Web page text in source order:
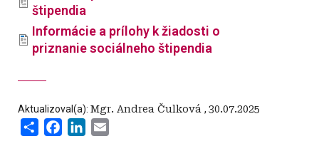
štipendia
Informácie a prílohy k žiadosti o
priznanie sociálneho štipendia
Aktualizoval(a): Mgr. Andrea Čulková , 30.07.2025
Share FacebookLinkedIn